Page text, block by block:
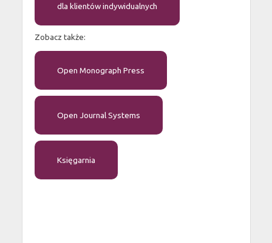
dla klientów indywidualnych
Zobacz także:
Open Monograph Press
Open Journal Systems
Księgarnia